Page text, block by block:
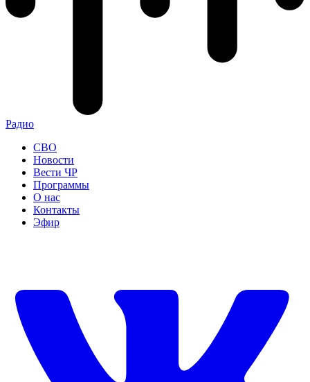
Радио
СВО
Новости
Вести ЧР
Программы
О нас
Контакты
Эфир